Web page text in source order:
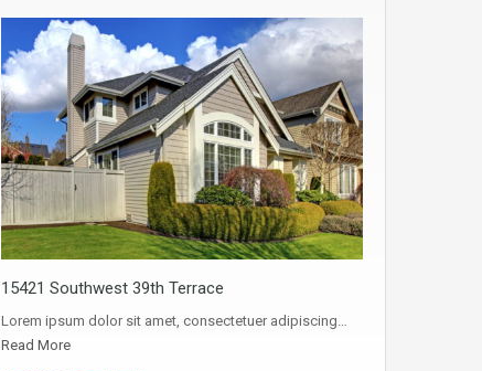
15421 Southwest 39th Terrace
Lorem ipsum dolor sit amet, consectetuer adipiscing…
Read More